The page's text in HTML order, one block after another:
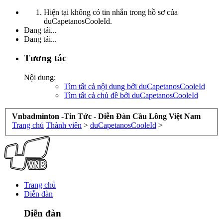
Hiện tại không có tin nhắn trong hồ sơ của
duCapetanosCooleId.
Đang tải...
Đang tải...
Tương tác
Nội dung:
Tìm tất cả nội dung bởi duCapetanosCooleId
Tìm tất cả chủ đề bởi duCapetanosCooleId
Vnbadminton -Tin Tức - Diễn Đàn Cầu Lông Việt Nam
Trang chủ Thành viên > duCapetanosCooleId >
Trang chủ
Diễn đàn
Diễn đàn